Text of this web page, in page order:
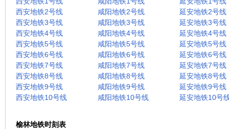
西安地铁2号线
西安地铁3号线
西安地铁4号线
西安地铁5号线
西安地铁6号线
西安地铁7号线
西安地铁8号线
西安地铁9号线
西安地铁10号线
咸阳地铁2号线
咸阳地铁3号线
咸阳地铁4号线
咸阳地铁5号线
咸阳地铁6号线
咸阳地铁7号线
咸阳地铁8号线
咸阳地铁9号线
咸阳地铁10号线
延安地铁2号线
延安地铁3号线
延安地铁4号线
延安地铁5号线
延安地铁6号线
延安地铁7号线
延安地铁8号线
延安地铁9号线
延安地铁10号
榆林地铁时刻表